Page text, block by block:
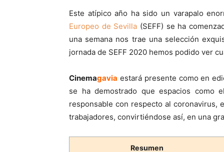
Este atípico año ha sido un varapalo
Europeo de Sevilla (SEFF) se ha
una semana nos trae una selección
jornada de SEFF 2020 hemos podido ver
Cinemagavia estará presente como en
se ha demostrado que espacios
responsable con respecto al coronavirus,
trabajadores, convirtiéndose así, en una
Resumen